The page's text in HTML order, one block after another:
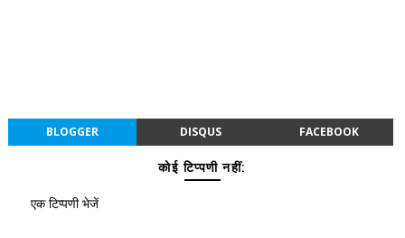
BLOGGER DISQUS FACEBOOK
कोई टिप्पणी नहीं:
एक टिप्पणी भेजें